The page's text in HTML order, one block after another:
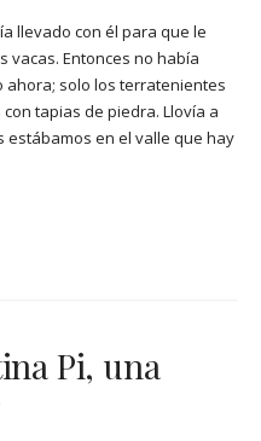
llevado con él para que le
vacas. Entonces no había
ahora; solo los terratenientes
tapias de piedra. Llovía a
estábamos en el valle que hay
Pi, una